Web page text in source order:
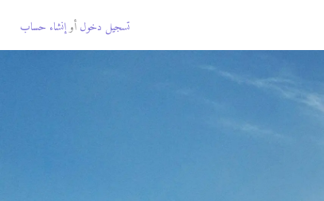
تسجيل دخول أوإنشاء حساب